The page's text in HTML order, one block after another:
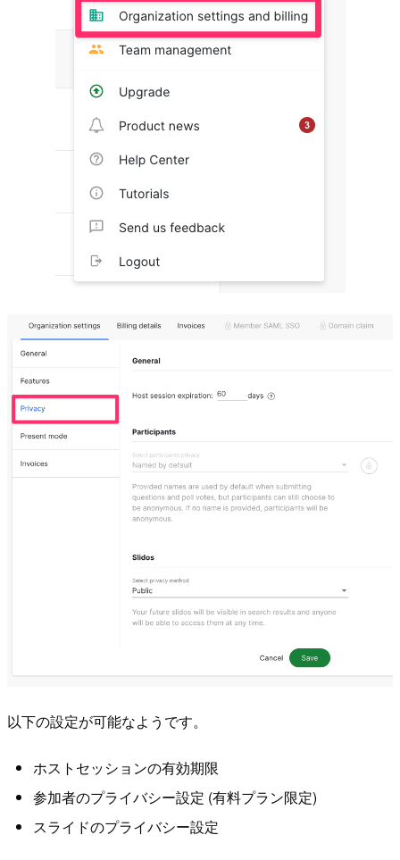
以下の設定が可能なようです。
ホストセッションの有効期限
参加者のプライバシー設定 (有料プラン限定)
スライドのプライバシー設定